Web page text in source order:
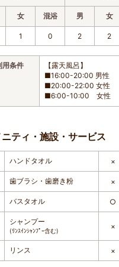
女 混浴 男 女
1 0 2 2
用条件
【露天風呂】
■16:00-20:00 男性
■20:00-22:00 女性
■6:00-10:00 女性
ティ・施設・サービス
ハンドタオル ×
歯ブラシ・歯磨き粉 ×
バスタオル ○
シャンプー
(ﾘﾝｽｲﾝｼｬﾝﾌﾟｰ含む) ×
リンス ×